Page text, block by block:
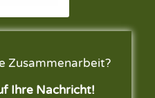
Zusammenarbeit?
Ihre Nachricht!